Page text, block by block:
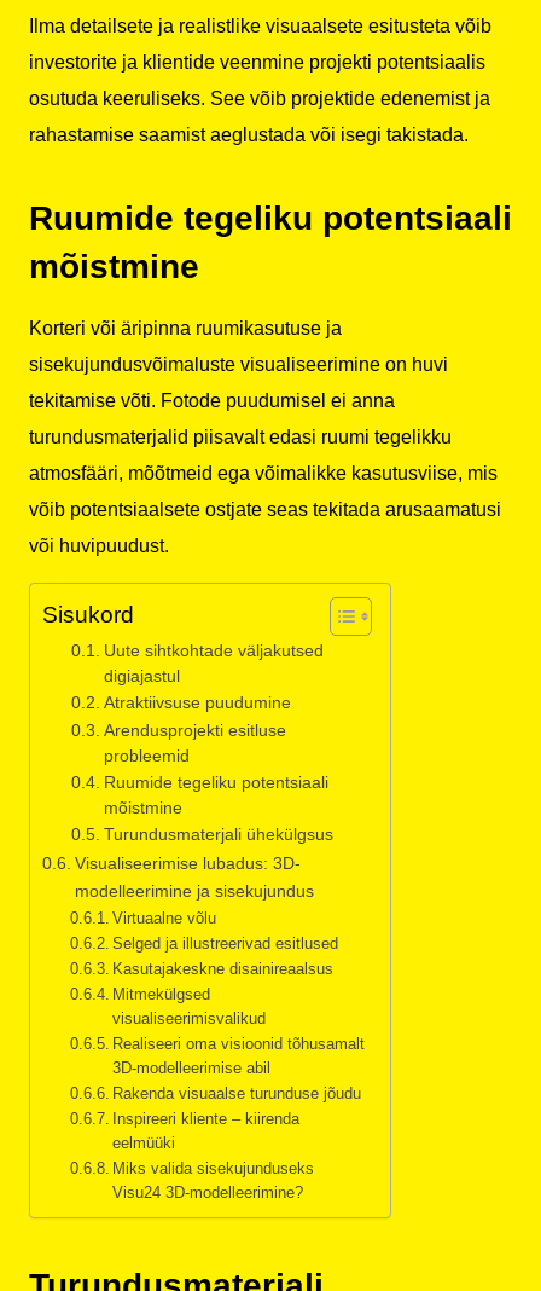
Ilma detailsete ja realistlike visuaalsete esitusteta võib
investorite ja klientide veenmine projekti potentsiaalis
osutuda keeruliseks. See võib projektide edenemist ja
rahastamise saamist aeglustada või isegi takistada.
Ruumide tegeliku potentsiaali
mõistmine
Korteri või äripinna ruumikasutuse ja
sisekujundusvõimaluste visualiseerimine on huvi
tekitamise võti. Fotode puudumisel ei anna
turundusmaterjalid piisavalt edasi ruumi tegelikku
atmosfääri, mõõtmeid ega võimalikke kasutusviise, mis
võib potentsiaalsete ostjate seas tekitada arusaamatusi
või huvipuudust.
Sisukord
Uute sihtkohtade väljakutsed
digiajastul
Atraktiivsuse puudumine
Arendusprojekti esitluse
probleemid
Ruumide tegeliku potentsiaali
mõistmine
Turundusmaterjali ühekülgsus
Visualiseerimise lubadus: 3D-
modelleerimine ja sisekujundus
Virtuaalne võlu
Selged ja illustreerivad esitlused
Kasutajakeskne disainireaalsus
Mitmekülgsed
visualiseerimisvalikud
Realiseeri oma visioonid tõhusamalt
3D-modelleerimise abil
Rakenda visuaalse turunduse jõudu
Inspireeri kliente – kiirenda
eelmüüki
Miks valida sisekujunduseks
Visu24 3D-modelleerimine?